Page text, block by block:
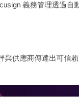
義務管理透過
供應商傳達出可信